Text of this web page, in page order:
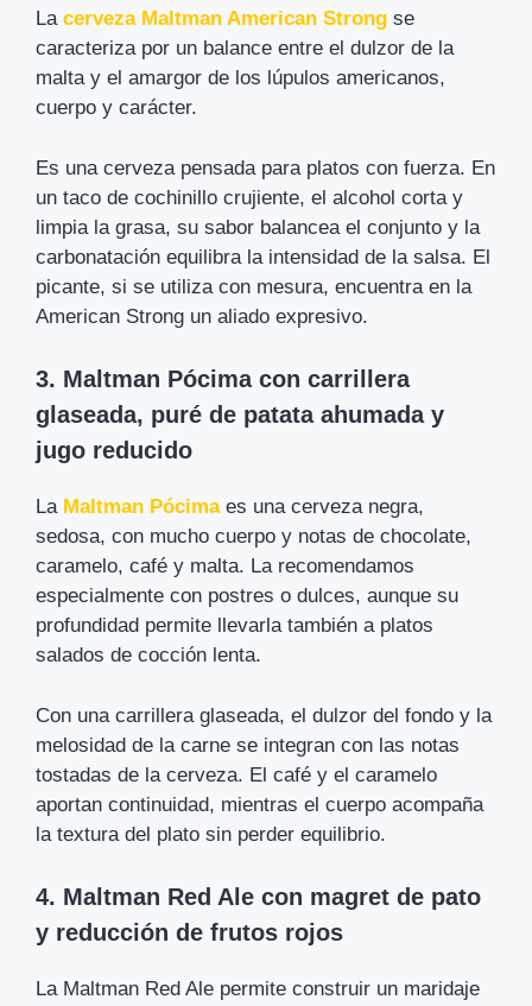
La cerveza Maltman American Strong se
caracteriza por un balance entre el dulzor de la
malta y el amargor de los lúpulos americanos,
cuerpo y carácter.
Es una cerveza pensada para platos con fuerza. En
un taco de cochinillo crujiente, el alcohol corta y
limpia la grasa, su sabor balancea el conjunto y la
carbonatación equilibra la intensidad de la salsa. El
picante, si se utiliza con mesura, encuentra en la
American Strong un aliado expresivo.
3. Maltman Pócima con carrillera
glaseada, puré de patata ahumada y
jugo reducido
La Maltman Pócimaes una cerveza negra,
sedosa, con mucho cuerpo y notas de chocolate,
caramelo, café y malta. La recomendamos
especialmente con postres o dulces, aunque su
profundidad permite llevarla también a platos
salados de cocción lenta.
Con una carrillera glaseada, el dulzor del fondo y la
melosidad de la carne se integran con las notas
tostadas de la cerveza. El café y el caramelo
aportan continuidad, mientras el cuerpo acompaña
la textura del plato sin perder equilibrio.
4. Maltman Red Ale con magret de pato
y reducción de frutos rojos
La Maltman Red Ale permite construir un maridaje